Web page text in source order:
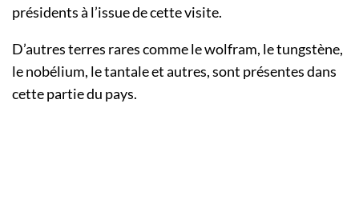
présidents à l’issue de cette visite.
D’autres terres rares comme le wolfram, le tungstène,
le nobélium, le tantale et autres, sont présentes dans
cette partie du pays.